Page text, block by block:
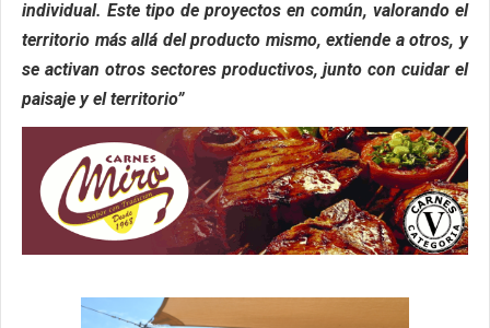
individual. Este tipo de proyectos en común, valorando el
territorio más allá del producto mismo, extiende a otros, y
se activan otros sectores productivos, junto con cuidar el
paisaje y el territorio”